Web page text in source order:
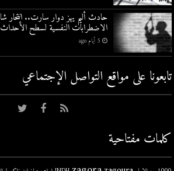
حادث أليم يهز دوار سارت.. انتحار
الاضطرابات النفسية لسطح
5 أيام ago
تابعونا على مواقع التواصل اﻹجتماعي
كلمات مفتاحية